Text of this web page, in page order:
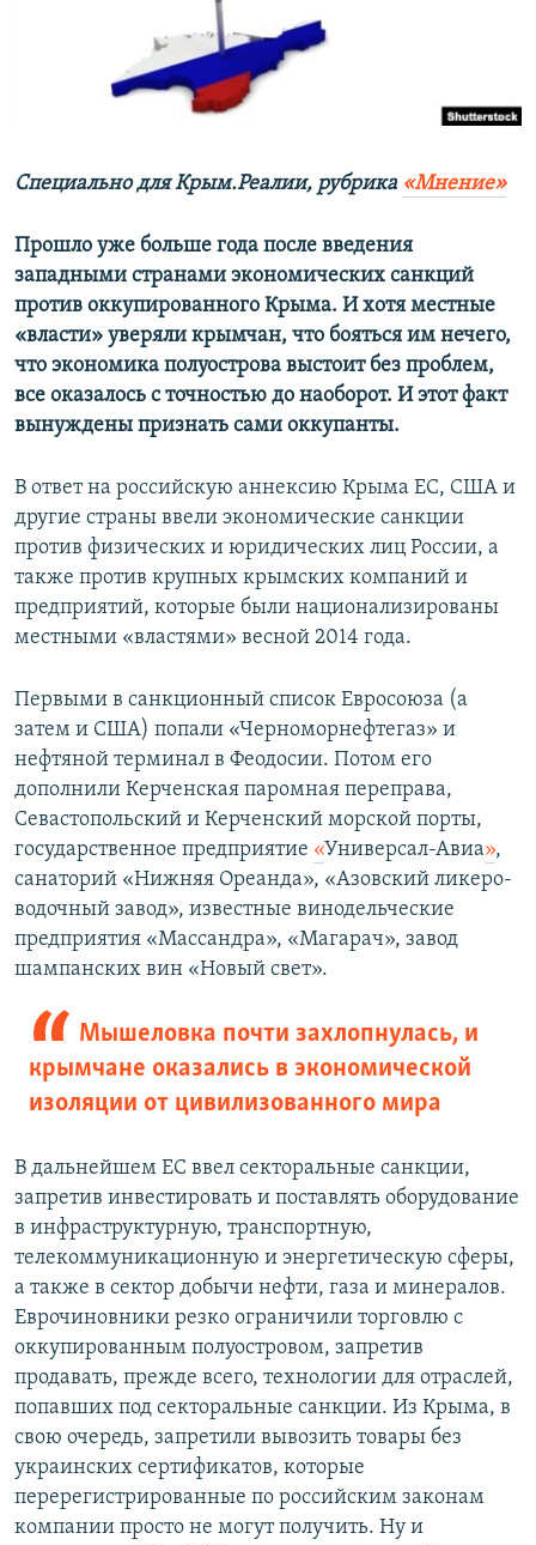
ПОБЕДИТЕЛЕЙ НЕ СУДЯТ?
КРЫМ.НЕПОКОРЕННЫЙ
Все сайты RFE/RL
Специально для Крым.Реалии, рубрика «Мнение»
Прошло уже больше года после введения
западными странами экономических санкций
против оккупированного Крыма. И хотя местные
«власти» уверяли крымчан, что бояться им нечего,
что экономика полуострова выстоит без проблем,
все оказалось с точностью до наоборот. И этот факт
вынуждены признать сами оккупанты.
В ответ на российскую аннексию Крыма ЕС, США и
другие страны ввели экономические санкции
против физических и юридических лиц России, а
также против крупных крымских компаний и
предприятий, которые были национализированы
местными «властями» весной 2014 года.
Первыми в санкционный список Евросоюза (а
затем и США) попали «Черноморнефтегаз» и
нефтяной терминал в Феодосии. Потом его
дополнили Керченская паромная переправа,
Севастопольский и Керченский морской порты,
государственное предприятие «Универсал-Авиа»,
санаторий «Нижняя Ореанда», «Азовский ликеро-
водочный завод», известные винодельческие
предприятия «Массандра», «Магарач», завод
шампанских вин «Новый свет».
Мышеловка почти захлопнулась, и
крымчане оказались в экономической
изоляции от цивилизованного мира
В дальнейшем ЕС ввел секторальные санкции,
запретив инвестировать и поставлять оборудование
в инфраструктурную, транспортную,
телекоммуникационную и энергетическую сферы,
а также в сектор добычи нефти, газа и минералов.
Еврочиновники резко ограничили торговлю с
оккупированным полуостровом, запретив
продавать, прежде всего, технологии для отраслей,
попавших под секторальные санкции. Из Крыма, в
свою очередь, запретили вывозить товары без
украинских сертификатов, которые
перерегистрированные по российским законам
компании просто не могут получить. Ну и